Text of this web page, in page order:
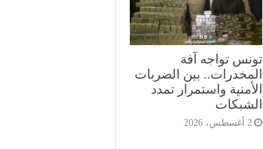
تونس تواجه آفة
المخدرات.. بين الضربات
الأمنية واستمرار تمدد
الشبكات
2 أغسطس، 2026